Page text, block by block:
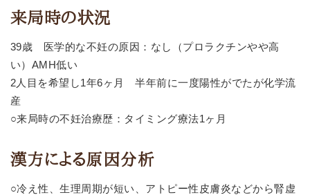
来局時の状況
39歳 医学的な不妊の原因：なし（プロラクチンやや高
い）AMH低い
2人目を希望し1年6ヶ月 半年前に一度陽性がでたが化学流
産
○来局時の不妊治療歴：タイミング療法1ヶ月
漢方による原因分析
○冷え性、生理周期が短い、アトピー性皮膚炎などから腎虚